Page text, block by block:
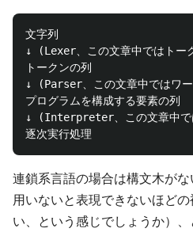
文字列
↓ (Lexer、この文章中ではトー
トークンの列
↓ (Parser、この文章中ではワ
プログラムを構成する要素の列
↓ (Interpreter、この文章中で
連鎖系言語の場合は構文木が
用いないと表現できないほど
い、という感じでしょうか）、